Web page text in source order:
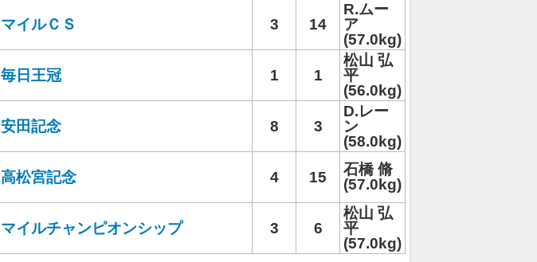
マイルＣＳ 3 14
R.ムー
ア
(57.0kg)
毎日王冠 1 1
松山 弘
平
(56.0kg)
安田記念 8 3
D.レー
ン
(58.0kg)
高松宮記念 4 15
石橋 脩
(57.0kg)
マイルチャンピオンシップ 3 6
松山 弘
平
(57.0kg)